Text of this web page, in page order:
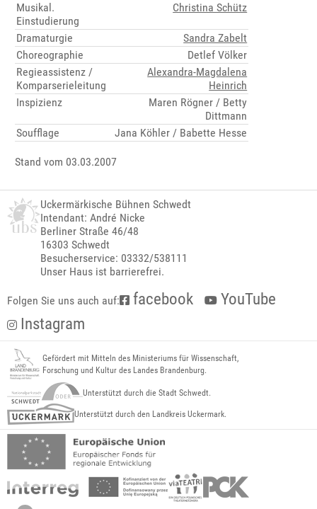
Musikal.
Einstudierung
Christina Schütz
Dramaturgie
Sandra Zabelt
Choreographie
Detlef Völker
Regieassistenz /
Komparserieleitung
Alexandra-Magdalena
Heinrich
Inspizienz
Maren Rögner / Betty
Dittmann
Soufflage
Jana Köhler / Babette Hesse
Stand vom 03.03.2007
Uckermärkische Bühnen Schwedt
Intendant: André Nicke
Berliner Straße 46/48
16303 Schwedt
Besucherservice: 03332/538111
Unser Haus ist barrierefrei.
Folgen Sie uns auch auf: facebook
YouTube
Instagram
Gefördert mit Mitteln des Ministeriums für Wissenschaft,
Forschung und Kultur des Landes Brandenburg.
Unterstützt durch die Stadt Schwedt.
Unterstützt durch den Landkreis Uckermark.